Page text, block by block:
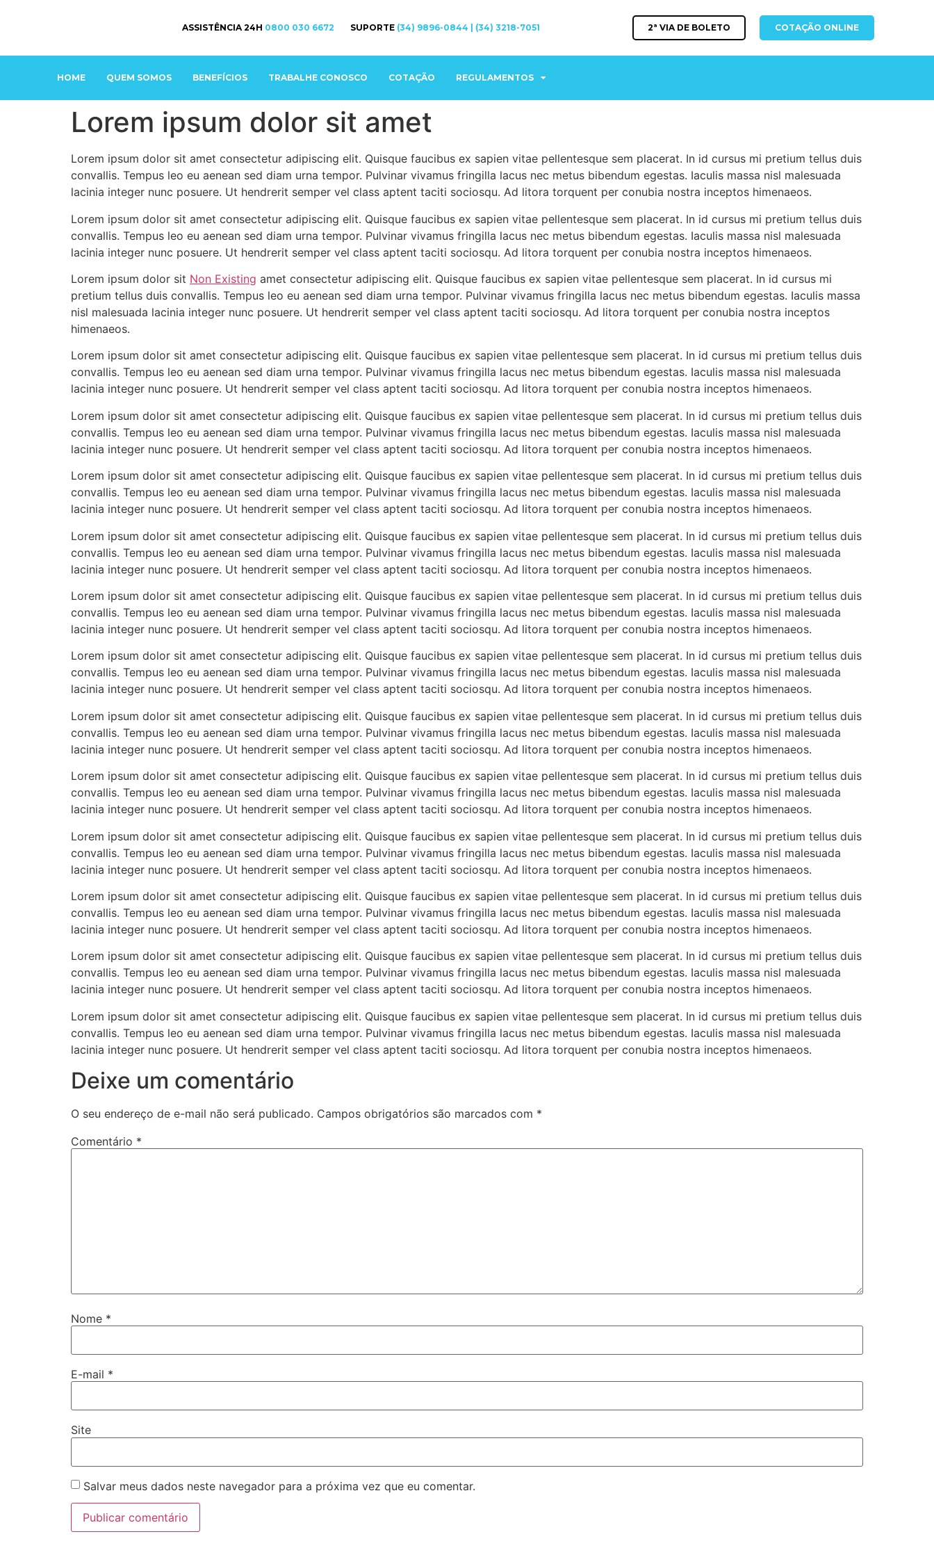
ASSISTÊNCIA 24H 0800 030 6672 SUPORTE (34) 9896-0844 | (34) 3218-7051 2ª VIA DE BOLETO COTAÇÃO ONLINE
HOME QUEM SOMOS BENEFÍCIOS TRABALHE CONOSCO COTAÇÃO REGULAMENTOS
Lorem ipsum dolor sit amet
Lorem ipsum dolor sit amet consectetur adipiscing elit. Quisque faucibus ex sapien vitae pellentesque sem placerat. In id cursus mi pretium tellus duis
convallis. Tempus leo eu aenean sed diam urna tempor. Pulvinar vivamus fringilla lacus nec metus bibendum egestas. Iaculis massa nisl malesuada
lacinia integer nunc posuere. Ut hendrerit semper vel class aptent taciti sociosqu. Ad litora torquent per conubia nostra inceptos himenaeos.
Lorem ipsum dolor sit amet consectetur adipiscing elit. Quisque faucibus ex sapien vitae pellentesque sem placerat. In id cursus mi pretium tellus duis
convallis. Tempus leo eu aenean sed diam urna tempor. Pulvinar vivamus fringilla lacus nec metus bibendum egestas. Iaculis massa nisl malesuada
lacinia integer nunc posuere. Ut hendrerit semper vel class aptent taciti sociosqu. Ad litora torquent per conubia nostra inceptos himenaeos.
Lorem ipsum dolor sit Non Existing amet consectetur adipiscing elit. Quisque faucibus ex sapien vitae pellentesque sem placerat. In id cursus mi
pretium tellus duis convallis. Tempus leo eu aenean sed diam urna tempor. Pulvinar vivamus fringilla lacus nec metus bibendum egestas. Iaculis massa
nisl malesuada lacinia integer nunc posuere. Ut hendrerit semper vel class aptent taciti sociosqu. Ad litora torquent per conubia nostra inceptos
himenaeos.
Lorem ipsum dolor sit amet consectetur adipiscing elit. Quisque faucibus ex sapien vitae pellentesque sem placerat. In id cursus mi pretium tellus duis
convallis. Tempus leo eu aenean sed diam urna tempor. Pulvinar vivamus fringilla lacus nec metus bibendum egestas. Iaculis massa nisl malesuada
lacinia integer nunc posuere. Ut hendrerit semper vel class aptent taciti sociosqu. Ad litora torquent per conubia nostra inceptos himenaeos.
Lorem ipsum dolor sit amet consectetur adipiscing elit. Quisque faucibus ex sapien vitae pellentesque sem placerat. In id cursus mi pretium tellus duis
convallis. Tempus leo eu aenean sed diam urna tempor. Pulvinar vivamus fringilla lacus nec metus bibendum egestas. Iaculis massa nisl malesuada
lacinia integer nunc posuere. Ut hendrerit semper vel class aptent taciti sociosqu. Ad litora torquent per conubia nostra inceptos himenaeos.
Lorem ipsum dolor sit amet consectetur adipiscing elit. Quisque faucibus ex sapien vitae pellentesque sem placerat. In id cursus mi pretium tellus duis
convallis. Tempus leo eu aenean sed diam urna tempor. Pulvinar vivamus fringilla lacus nec metus bibendum egestas. Iaculis massa nisl malesuada
lacinia integer nunc posuere. Ut hendrerit semper vel class aptent taciti sociosqu. Ad litora torquent per conubia nostra inceptos himenaeos.
Lorem ipsum dolor sit amet consectetur adipiscing elit. Quisque faucibus ex sapien vitae pellentesque sem placerat. In id cursus mi pretium tellus duis
convallis. Tempus leo eu aenean sed diam urna tempor. Pulvinar vivamus fringilla lacus nec metus bibendum egestas. Iaculis massa nisl malesuada
lacinia integer nunc posuere. Ut hendrerit semper vel class aptent taciti sociosqu. Ad litora torquent per conubia nostra inceptos himenaeos.
Lorem ipsum dolor sit amet consectetur adipiscing elit. Quisque faucibus ex sapien vitae pellentesque sem placerat. In id cursus mi pretium tellus duis
convallis. Tempus leo eu aenean sed diam urna tempor. Pulvinar vivamus fringilla lacus nec metus bibendum egestas. Iaculis massa nisl malesuada
lacinia integer nunc posuere. Ut hendrerit semper vel class aptent taciti sociosqu. Ad litora torquent per conubia nostra inceptos himenaeos.
Lorem ipsum dolor sit amet consectetur adipiscing elit. Quisque faucibus ex sapien vitae pellentesque sem placerat. In id cursus mi pretium tellus duis
convallis. Tempus leo eu aenean sed diam urna tempor. Pulvinar vivamus fringilla lacus nec metus bibendum egestas. Iaculis massa nisl malesuada
lacinia integer nunc posuere. Ut hendrerit semper vel class aptent taciti sociosqu. Ad litora torquent per conubia nostra inceptos himenaeos.
Lorem ipsum dolor sit amet consectetur adipiscing elit. Quisque faucibus ex sapien vitae pellentesque sem placerat. In id cursus mi pretium tellus duis
convallis. Tempus leo eu aenean sed diam urna tempor. Pulvinar vivamus fringilla lacus nec metus bibendum egestas. Iaculis massa nisl malesuada
lacinia integer nunc posuere. Ut hendrerit semper vel class aptent taciti sociosqu. Ad litora torquent per conubia nostra inceptos himenaeos.
Lorem ipsum dolor sit amet consectetur adipiscing elit. Quisque faucibus ex sapien vitae pellentesque sem placerat. In id cursus mi pretium tellus duis
convallis. Tempus leo eu aenean sed diam urna tempor. Pulvinar vivamus fringilla lacus nec metus bibendum egestas. Iaculis massa nisl malesuada
lacinia integer nunc posuere. Ut hendrerit semper vel class aptent taciti sociosqu. Ad litora torquent per conubia nostra inceptos himenaeos.
Lorem ipsum dolor sit amet consectetur adipiscing elit. Quisque faucibus ex sapien vitae pellentesque sem placerat. In id cursus mi pretium tellus duis
convallis. Tempus leo eu aenean sed diam urna tempor. Pulvinar vivamus fringilla lacus nec metus bibendum egestas. Iaculis massa nisl malesuada
lacinia integer nunc posuere. Ut hendrerit semper vel class aptent taciti sociosqu. Ad litora torquent per conubia nostra inceptos himenaeos.
Lorem ipsum dolor sit amet consectetur adipiscing elit. Quisque faucibus ex sapien vitae pellentesque sem placerat. In id cursus mi pretium tellus duis
convallis. Tempus leo eu aenean sed diam urna tempor. Pulvinar vivamus fringilla lacus nec metus bibendum egestas. Iaculis massa nisl malesuada
lacinia integer nunc posuere. Ut hendrerit semper vel class aptent taciti sociosqu. Ad litora torquent per conubia nostra inceptos himenaeos.
Lorem ipsum dolor sit amet consectetur adipiscing elit. Quisque faucibus ex sapien vitae pellentesque sem placerat. In id cursus mi pretium tellus duis
convallis. Tempus leo eu aenean sed diam urna tempor. Pulvinar vivamus fringilla lacus nec metus bibendum egestas. Iaculis massa nisl malesuada
lacinia integer nunc posuere. Ut hendrerit semper vel class aptent taciti sociosqu. Ad litora torquent per conubia nostra inceptos himenaeos.
Lorem ipsum dolor sit amet consectetur adipiscing elit. Quisque faucibus ex sapien vitae pellentesque sem placerat. In id cursus mi pretium tellus duis
convallis. Tempus leo eu aenean sed diam urna tempor. Pulvinar vivamus fringilla lacus nec metus bibendum egestas. Iaculis massa nisl malesuada
lacinia integer nunc posuere. Ut hendrerit semper vel class aptent taciti sociosqu. Ad litora torquent per conubia nostra inceptos himenaeos.
Deixe um comentário
O seu endereço de e-mail não será publicado. Campos obrigatórios são marcados com *
Comentário *
Nome *
E-mail *
Site
Salvar meus dados neste navegador para a próxima vez que eu comentar.